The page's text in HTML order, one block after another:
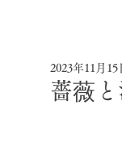
薔薇
2023年11月15